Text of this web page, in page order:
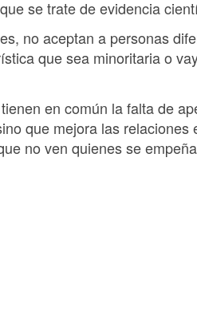
se trate de evidencia
no aceptan a personas
que sea minoritaria o
en común la falta de
que mejora las
no ven quienes se